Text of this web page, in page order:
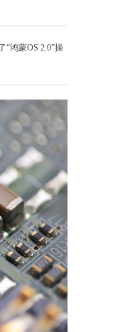
“鸿蒙OS 2.0”操